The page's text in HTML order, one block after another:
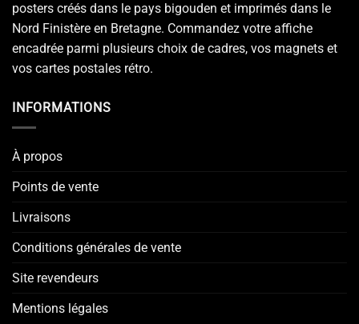
posters créés dans le pays bigouden et imprimés dans le
Nord Finistère en Bretagne. Commandez votre affiche
encadrée parmi plusieurs choix de cadres, vos magnets et
vos cartes postales rétro.
INFORMATIONS
À propos
Points de vente
Livraisons
Conditions générales de vente
Site revendeurs
Mentions légales